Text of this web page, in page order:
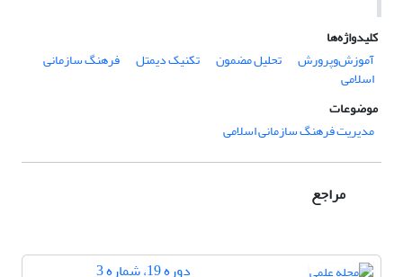
کلیدواژه‌ها
آموزش‌وپرورش
تحلیل مضمون تکنیک دیمتل فرهنگ سازمانی
اسلامی
موضوعات
مدیریت فرهنگ سازمانی اسلامی
مراجع
دوره 19، شماره 3